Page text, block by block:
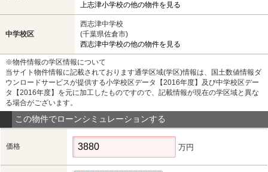
上志津小学校の他の物件を見る
中学校区
西志津中学校
(千葉県佐倉市)
西志津中学校の他の物件を見る
※物件情報の学区情報について
当サイト物件情報に記載されております通学区域(学区)情報は、国土数値情報ダ
ウンロードサービスが提供する小学校区データ【2016年度】及び中学校区デー
タ【2016年度】を元に加工したものですので、記載情報が現在の学区域と異な
る場合がございます。
この物件でローンシミュレーションする
価格 万円